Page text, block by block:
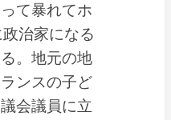
て暴れてホ
治家になる
。地元の地
ンスの子ど
会議員に立